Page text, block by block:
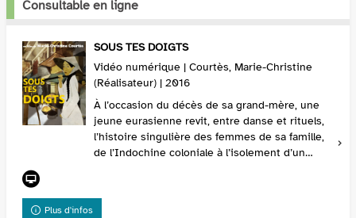
Consultable en ligne
SOUS TES DOIGTS
Vidéo numérique | Courtès, Marie-Christine
(Réalisateur) | 2016
À l’occasion du décès de sa grand-mère, une
jeune eurasienne revit, entre danse et rituels,
l’histoire singulière des femmes de sa famille,
de l’Indochine coloniale à l’isolement d’un
Plus d'infos